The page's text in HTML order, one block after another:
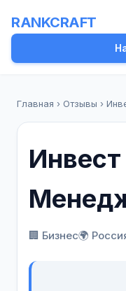
RANKCRAFT
Главная › Отзывы ›
🏢 Бизнес🌍